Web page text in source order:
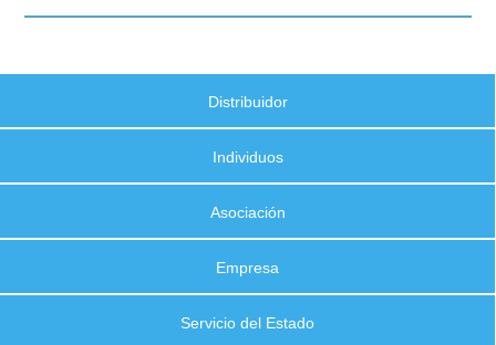
Distribuidor
Individuos
Asociación
Empresa
Servicio del Estado